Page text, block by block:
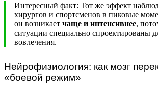
Интересный факт: Тот же эффект
хирургов и спортсменов в пиковые
он возникает чаще и интенсивнее,
ситуации специально спроектированы
вовлечения.
Нейрофизиология: как мозг
«боевой режим»